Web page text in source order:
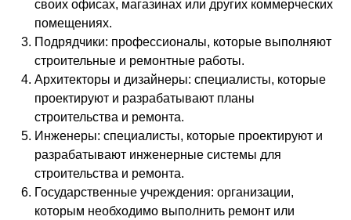
своих офисах, магазинах или других коммерческих
помещениях.
Подрядчики: профессионалы, которые выполняют
строительные и ремонтные работы.
Архитекторы и дизайнеры: специалисты, которые
проектируют и разрабатывают планы
строительства и ремонта.
Инженеры: специалисты, которые проектируют и
разрабатывают инженерные системы для
строительства и ремонта.
Государственные учреждения: организации,
которым необходимо выполнить ремонт или